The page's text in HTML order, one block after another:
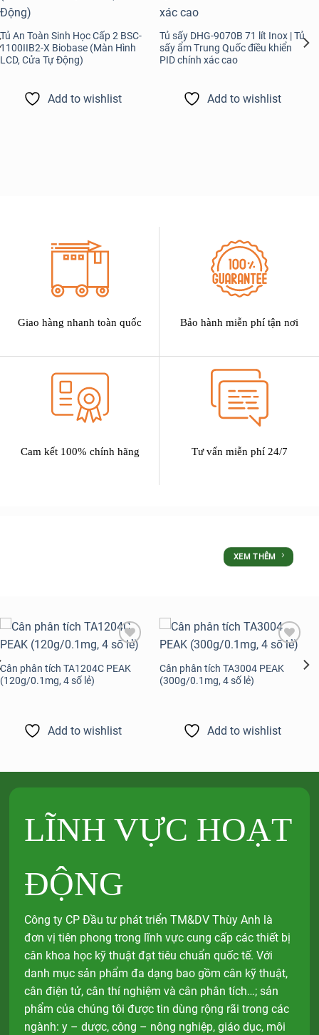
Tủ An Toàn Sinh Học Cấp 2 BSC-
1100IIB2-X Biobase (Màn Hình
LCD, Cửa Tự Động)
Add to wishlist
Tủ sấy DHG-9070B 71 lít Inox | Tủ
sấy ẩm Trung Quốc điều khiển
PID chính xác cao
Add to wishlist
Giao hàng nhanh toàn quốc Bảo hành miễn phí tận nơi
Cam kết 100% chính hãng Tư vấn miễn phí 24/7
XEM THÊM
Add to
wishlist
Cân phân tích TA1204C PEAK
(120g/0.1mg, 4 số lẻ)
Add to wishlist
Add to
wishlist
Cân phân tích TA3004 PEAK
(300g/0.1mg, 4 số lẻ)
Add to wishlist
LĨNH VỰC HOẠT
ĐỘNG
Công ty CP Đầu tư phát triển TM&DV Thùy Anh là
đơn vị tiên phong trong lĩnh vực cung cấp các thiết bị
cân khoa học kỹ thuật đạt tiêu chuẩn quốc tế. Với
danh mục sản phẩm đa dạng bao gồm cân kỹ thuật,
cân điện tử, cân thí nghiệm và cân phân tích…; sản
phẩm của chúng tôi được tin dùng rộng rãi trong các
ngành: y – dược, công – nông nghiệp, giáo dục, môi